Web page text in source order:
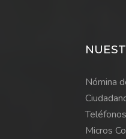
Nómina
Micros